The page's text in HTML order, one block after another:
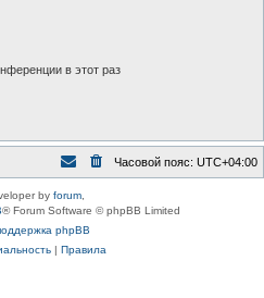
в этот раз
Часовой пояс: UTC+04:00
by forum,
® Forum Software © phpBB Limited
phpBB
| Правила